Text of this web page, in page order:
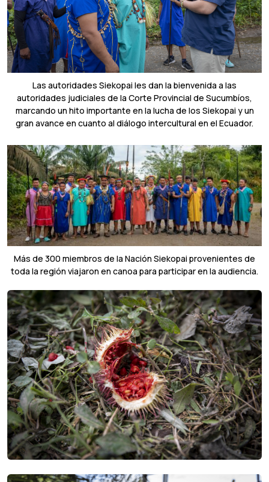
Las autoridades Siekopai les dan la bienvenida a las
autoridades judiciales de la Corte Provincial de Sucumbíos,
marcando un hito importante en la lucha de los Siekopai y un
gran avance en cuanto al diálogo intercultural en el Ecuador.
Más de 300 miembros de la Nación Siekopai provenientes de
toda la región viajaron en canoa para participar en la audiencia.